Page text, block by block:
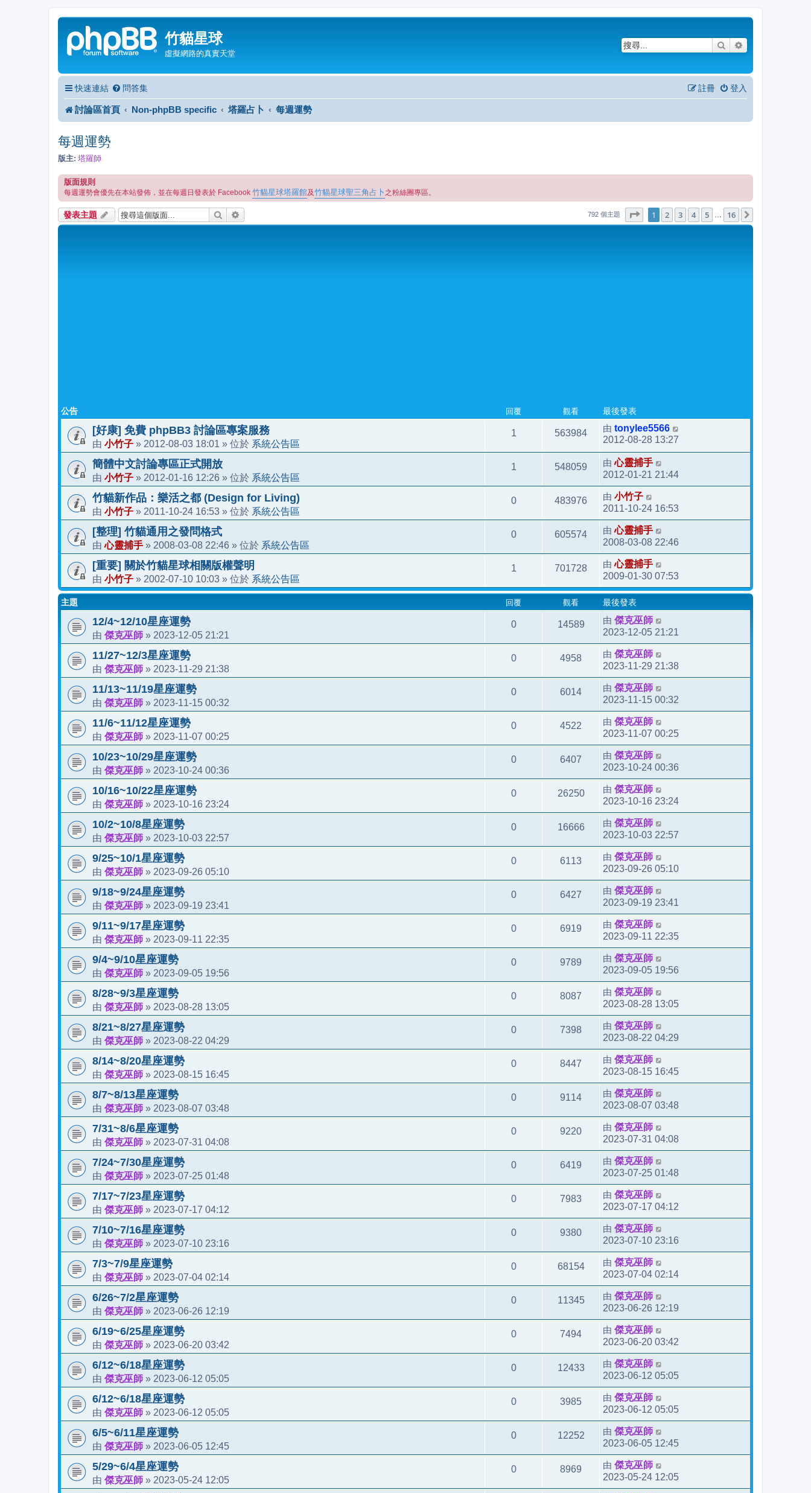
竹貓星球
虛擬網路的真實天堂
搜尋
快速連結 問答集 登入
註冊
討論區首頁 Non-phpBB specific 塔羅占卜 每週運勢
每週運勢
版主: 塔羅師
版面規則
每週運勢會優先在本站發佈，並在每週日發表於 Facebook 竹貓星球塔羅館及竹貓星球聖三角占卜 之粉絲團專區。
發表主題 搜尋 792 個主題 1 頁 (共 16頁)
1 2 3 4 5 … 16
公告 回覆 觀看 最後發表
[好康] 免費 phpBB3 討論區專案服務
由 小竹子 » 2012-08-03 18:01 » 位於 系統公告區
1 563984 由 tonylee5566
2012-08-28 13:27
簡體中文討論專區正式開放
由 小竹子 » 2012-01-16 12:26 » 位於 系統公告區
1 548059 由心靈捕手
2012-01-21 21:44
竹貓新作品：樂活之都 (Design for Living)
由 小竹子 » 2011-10-24 16:53 » 位於 系統公告區
0 483976 由 小竹子
2011-10-24 16:53
[整理] 竹貓通用之發問格式
由心靈捕手 » 2008-03-08 22:46 » 位於 系統公告區
0 605574 由心靈捕手
2008-03-08 22:46
[重要] 關於竹貓星球相關版權聲明
由 小竹子 » 2002-07-10 10:03 » 位於 系統公告區
1 701728 由心靈捕手
2009-01-30 07:53
主題 回覆 觀看 最後發表
12/4~12/10星座運勢
由 傑克巫師 » 2023-12-05 21:21
0 14589 由 傑克巫師
2023-12-05 21:21
11/27~12/3星座運勢
由 傑克巫師 » 2023-11-29 21:38
0 4958 由 傑克巫師
2023-11-29 21:38
11/13~11/19星座運勢
由 傑克巫師 » 2023-11-15 00:32
0 6014 由 傑克巫師
2023-11-15 00:32
11/6~11/12星座運勢
由 傑克巫師 » 2023-11-07 00:25
0 4522 由 傑克巫師
2023-11-07 00:25
10/23~10/29星座運勢
由 傑克巫師 » 2023-10-24 00:36
0 6407 由 傑克巫師
2023-10-24 00:36
10/16~10/22星座運勢
由 傑克巫師 » 2023-10-16 23:24
0 26250 由 傑克巫師
2023-10-16 23:24
10/2~10/8星座運勢
由 傑克巫師 » 2023-10-03 22:57
0 16666 由 傑克巫師
2023-10-03 22:57
9/25~10/1星座運勢
由 傑克巫師 » 2023-09-26 05:10
0 6113 由 傑克巫師
2023-09-26 05:10
9/18~9/24星座運勢
由 傑克巫師 » 2023-09-19 23:41
0 6427 由 傑克巫師
2023-09-19 23:41
9/11~9/17星座運勢
由 傑克巫師 » 2023-09-11 22:35
0 6919 由 傑克巫師
2023-09-11 22:35
9/4~9/10星座運勢
由 傑克巫師 » 2023-09-05 19:56
0 9789 由 傑克巫師
2023-09-05 19:56
8/28~9/3星座運勢
由 傑克巫師 » 2023-08-28 13:05
0 8087 由 傑克巫師
2023-08-28 13:05
8/21~8/27星座運勢
由 傑克巫師 » 2023-08-22 04:29
0 7398 由 傑克巫師
2023-08-22 04:29
8/14~8/20星座運勢
由 傑克巫師 » 2023-08-15 16:45
0 8447 由 傑克巫師
2023-08-15 16:45
8/7~8/13星座運勢
由 傑克巫師 » 2023-08-07 03:48
0 9114 由 傑克巫師
2023-08-07 03:48
7/31~8/6星座運勢
由 傑克巫師 » 2023-07-31 04:08
0 9220 由 傑克巫師
2023-07-31 04:08
7/24~7/30星座運勢
由 傑克巫師 » 2023-07-25 01:48
0 6419 由 傑克巫師
2023-07-25 01:48
7/17~7/23星座運勢
由 傑克巫師 » 2023-07-17 04:12
0 7983 由 傑克巫師
2023-07-17 04:12
7/10~7/16星座運勢
由 傑克巫師 » 2023-07-10 23:16
0 9380 由 傑克巫師
2023-07-10 23:16
7/3~7/9星座運勢
由 傑克巫師 » 2023-07-04 02:14
0 68154 由 傑克巫師
2023-07-04 02:14
6/26~7/2星座運勢
由 傑克巫師 » 2023-06-26 12:19
0 11345 由 傑克巫師
2023-06-26 12:19
6/19~6/25星座運勢
由 傑克巫師 » 2023-06-20 03:42
0 7494 由 傑克巫師
2023-06-20 03:42
6/12~6/18星座運勢
由 傑克巫師 » 2023-06-12 05:05
0 12433 由 傑克巫師
2023-06-12 05:05
6/12~6/18星座運勢
由 傑克巫師 » 2023-06-12 05:05
0 3985 由 傑克巫師
2023-06-12 05:05
6/5~6/11星座運勢
由 傑克巫師 » 2023-06-05 12:45
0 12252 由 傑克巫師
2023-06-05 12:45
5/29~6/4星座運勢
由 傑克巫師 » 2023-05-24 12:05
0 8969 由 傑克巫師
2023-05-24 12:05